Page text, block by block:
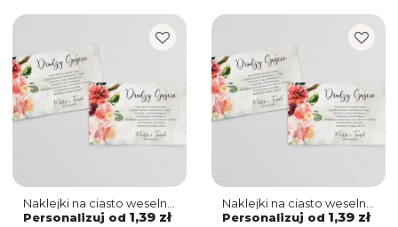
Naklejki na ciasto weselne
Spring Love Motyw 5
Personalizuj od 1,39 zł
Naklejki na ciasto weselne
Spring Love Motyw 4
Personalizuj od 1,39 zł